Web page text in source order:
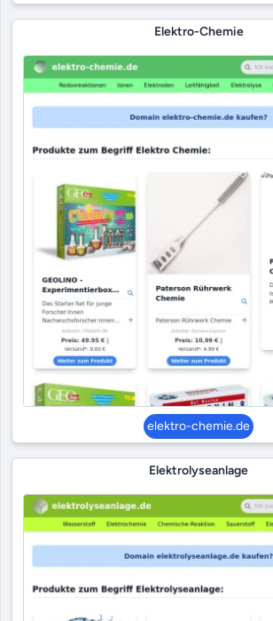
Elektro-Chemie
elektro-chemie.de
Elektrolyseanlage